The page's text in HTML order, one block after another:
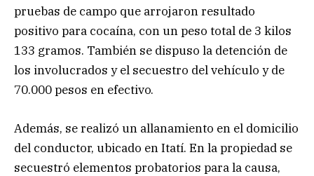
pruebas de campo que arrojaron resultado
positivo para cocaína, con un peso total de 3 kilos
133 gramos. También se dispuso la detención de
los involucrados y el secuestro del vehículo y de
70.000 pesos en efectivo.
Además, se realizó un allanamiento en el domicilio
del conductor, ubicado en Itatí. En la propiedad se
secuestró elementos probatorios para la causa,